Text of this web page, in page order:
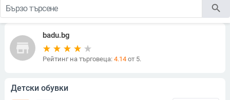
search
store
badu.bg
Рейтинг на търговеца: 4.14от 5.
Детски обувки